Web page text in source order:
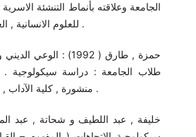
الجامعة وعلاقته بأنماط التنشئة
للعلوم الانسانية , العدد (2) , المجلد (43) .
حمزة , طارق ( 1992) :
طلاب الجامعة : دراسة سيكولوجية .
منشورة , كلية الآداب , جامعة اسيوط , مصر .
خليفة , عبد اللطيف و شحاتة , عبد